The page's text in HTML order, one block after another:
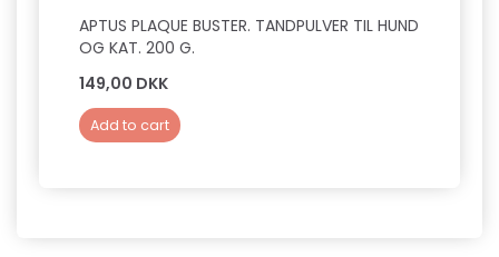
APTUS PLAQUE BUSTER. TANDPULVER TIL HUND
OG KAT. 200 G.
149,00 DKK
Add to cart